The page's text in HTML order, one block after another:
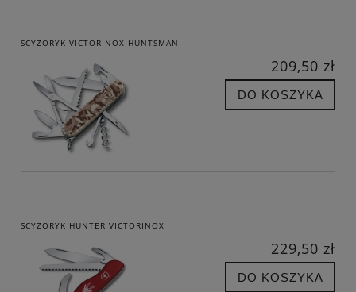
SCYZORYK VICTORINOX HUNTSMAN
209,50 zł
DO KOSZYKA
SCYZORYK HUNTER VICTORINOX
229,50 zł
DO KOSZYKA